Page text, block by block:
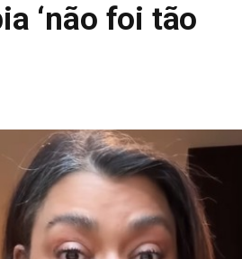
‘não foi tão